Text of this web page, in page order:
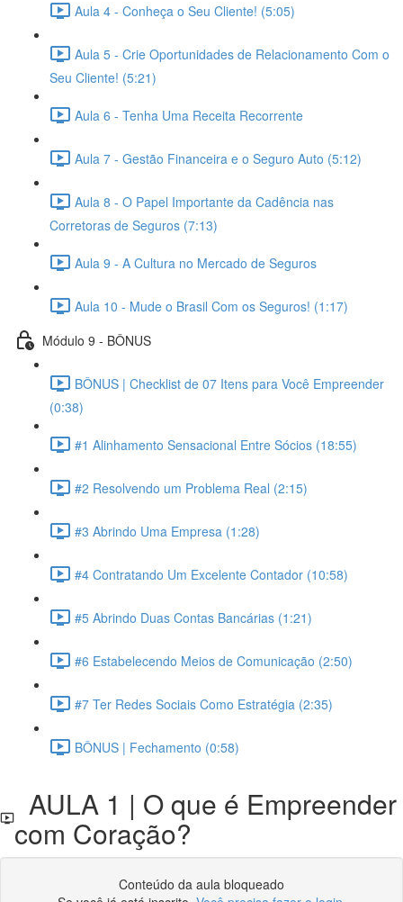
Aula 4 - Conheça o Seu Cliente! (5:05)
Aula 5 - Crie Oportunidades de Relacionamento Com o
Seu Cliente! (5:21)
Aula 6 - Tenha Uma Receita Recorrente
Aula 7 - Gestão Financeira e o Seguro Auto (5:12)
Aula 8 - O Papel Importante da Cadência nas
Corretoras de Seguros (7:13)
Aula 9 - A Cultura no Mercado de Seguros
Aula 10 - Mude o Brasil Com os Seguros! (1:17)
Módulo 9 - BÔNUS
BÔNUS | Checklist de 07 Itens para Você Empreender
(0:38)
#1 Alinhamento Sensacional Entre Sócios (18:55)
#2 Resolvendo um Problema Real (2:15)
#3 Abrindo Uma Empresa (1:28)
#4 Contratando Um Excelente Contador (10:58)
#5 Abrindo Duas Contas Bancárias (1:21)
#6 Estabelecendo Meios de Comunicação (2:50)
#7 Ter Redes Sociais Como Estratégia (2:35)
BÔNUS | Fechamento (0:58)
AULA 1 | O que é Empreender
com Coração?
Conteúdo da aula bloqueado